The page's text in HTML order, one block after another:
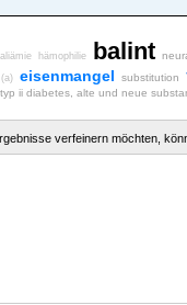
hämophilie balint
eisenmangel substitution
ii diabetes, alte und neue
verfeinern möchten,